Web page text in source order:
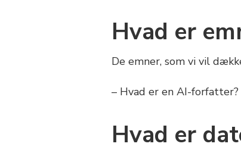
Hvad er
De emner, som vi vil
– Hvad er en AI-forfatter?
Hvad er